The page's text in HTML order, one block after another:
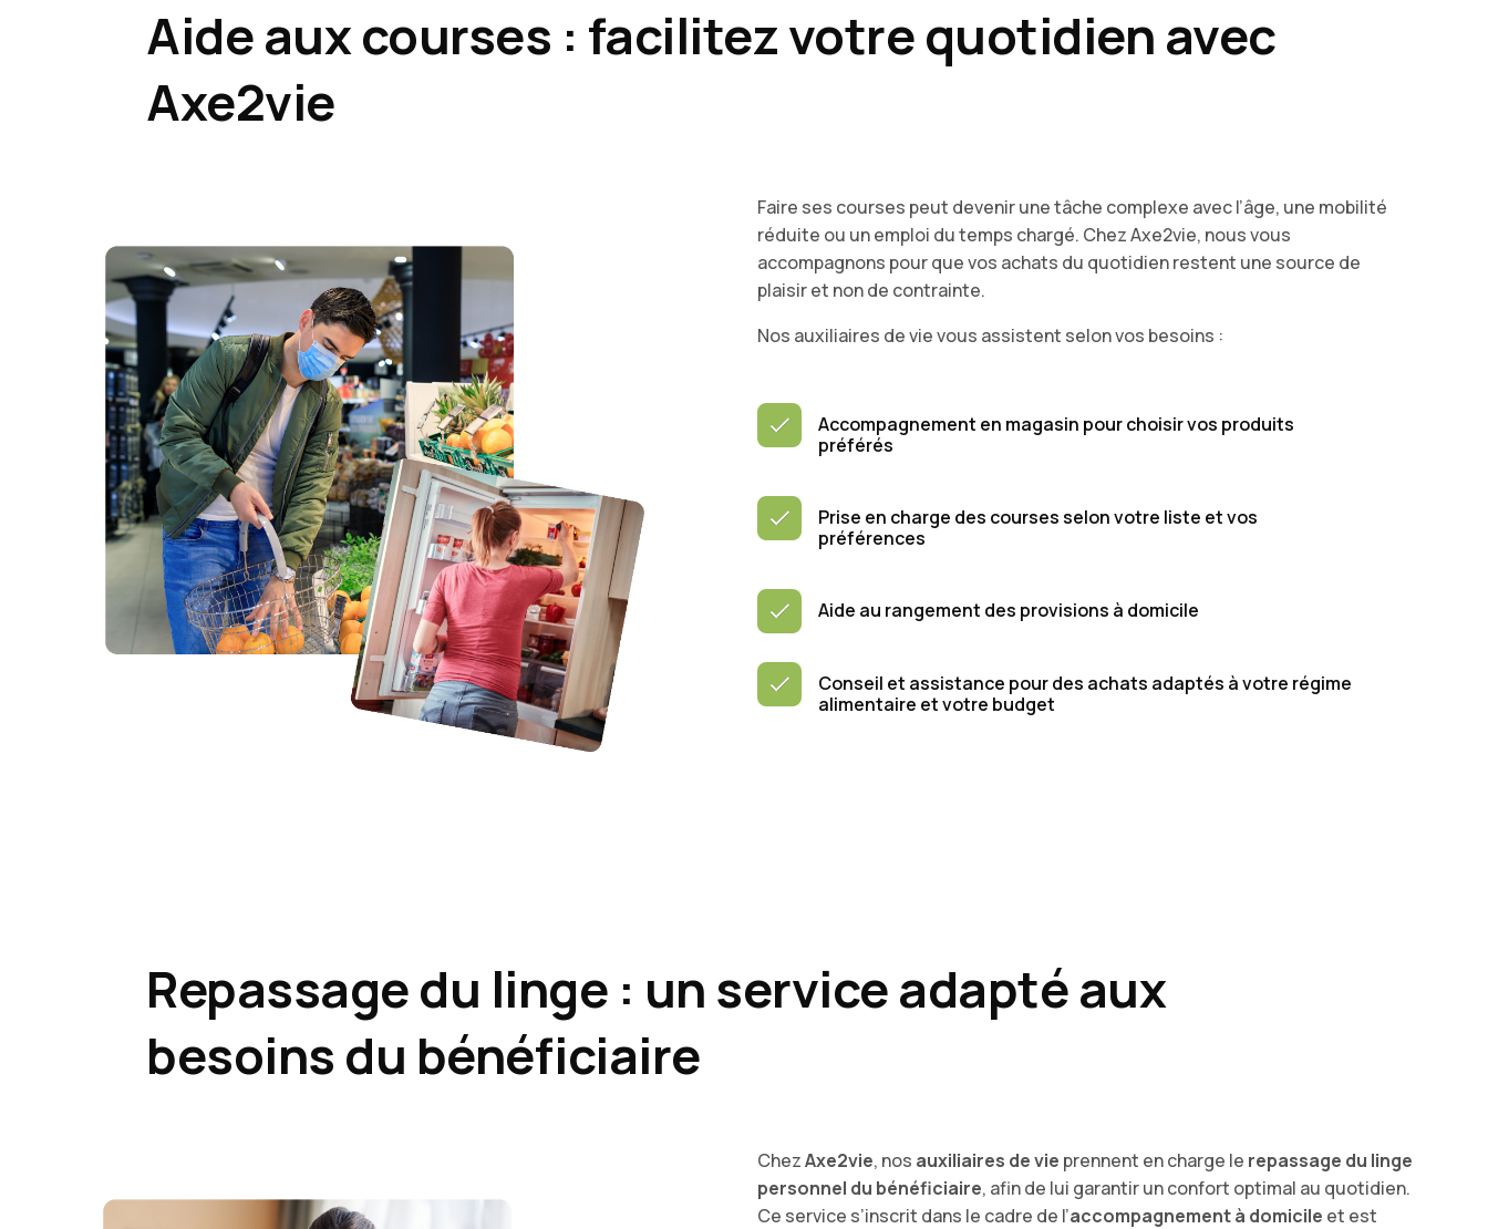
Aide aux courses : facilitez votre quotidien avec
Axe2vie
Faire ses courses peut devenir une tâche complexe avec l’âge, une mobilité
réduite ou un emploi du temps chargé. Chez Axe2vie, nous vous
accompagnons pour que vos achats du quotidien restent une source de
plaisir et non de contrainte.
Nos auxiliaires de vie vous assistent selon vos besoins :
Accompagnement en magasin pour choisir vos produits
préférés
Prise en charge des courses selon votre liste et vos
préférences
Aide au rangement des provisions à domicile
Conseil et assistance pour des achats adaptés à votre régime
alimentaire et votre budget
Repassage du linge : un service adapté aux
besoins du bénéficiaire
ChezAxe2vie, nos auxiliaires de vie prennent en charge le repassage du linge
personnel du bénéficiaire, afin de lui garantir un confort optimal au quotidien.
Ce service s’inscrit dans le cadre de l’accompagnement à domicile et est